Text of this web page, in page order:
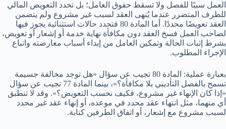
العمل سببًا للفصل ولا تسقط حقوق العامل؛ بل تحدد التعويض المالي
للطرف المتضرر عندما يُنهى العقد لسبب غير مشروع ولم يتضمن
العقد تعويضًا محددًا. أما المادة 80 فتحدد حالات استثنائية يجوز فيها
لصاحب العمل فسخ العقد دون مكافأة نهاية خدمة أو إشعار أو تعويض،
بشرط إثبات الحالة وتمكين العامل من إبداء أسباب معارضته واتباع
الإجراء المطلوب.
بعبارة عملية: المادة 80 تجيب عن سؤال «هل توجد مخالفة جسيمة
تسمح بالفصل التأديبي بلا مكافأة؟»، بينما المادة 77 تجيب عن سؤال
«إذا كان الإنهاء غير مشروع، فكيف نحسب التعويض؟». وقد لا تنطبق
أي منهما، مثل انتهاء عقد محدد في موعده، أو إنهاء عقد غير محدد
لسبب مشروع مع إشعار، أو اتفاق الطرفين كتابة.